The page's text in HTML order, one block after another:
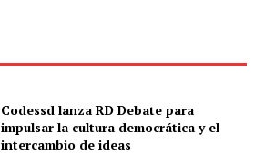
Codessd lanza RD Debate para
impulsar la cultura democrática y el
intercambio de ideas